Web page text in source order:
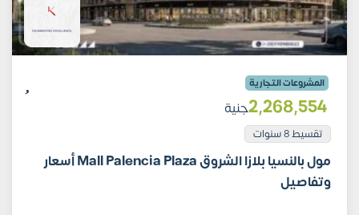
المشروعات التجارية
2٬268٬554جنية
تقسيط 8 سنوات
مول بالنسيا بلازا الشروق Mall Palencia Plaza أسعار
وتفاصيل